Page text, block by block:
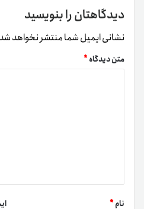
دیدگاهتان را بنویسید
نشانی ایمیل شما منتشر نخواهد
متن دیدگاه*
نام*